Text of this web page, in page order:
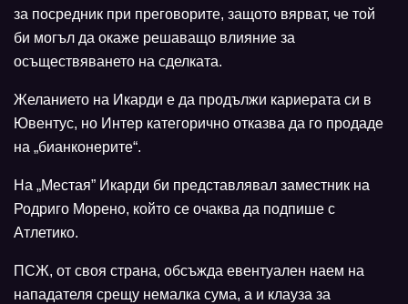
за посредник при преговорите, защото вярват, че той
би могъл да окаже решаващо влияние за
осъществяването на сделката.
Желанието на Икарди е да продължи кариерата си в
Ювентус, но Интер категорично отказва да го продаде
на „бианконерите“.
На „Местая” Икарди би представлявал заместник на
Родриго Морено, който се очаква да подпише с
Атлетико.
ПСЖ, от своя страна, обсъжда евентуален наем на
нападателя срещу немалка сума, а и клауза за